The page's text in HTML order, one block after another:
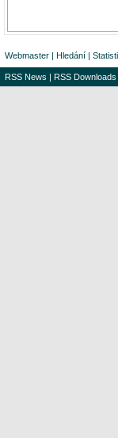
Webmaster | Hledání |
RSS News | RSS Downloads